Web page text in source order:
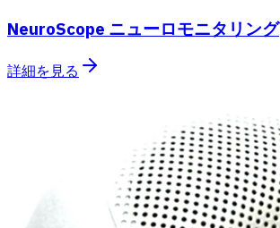
NeuroScope ニューロモニタリング
詳細を見る